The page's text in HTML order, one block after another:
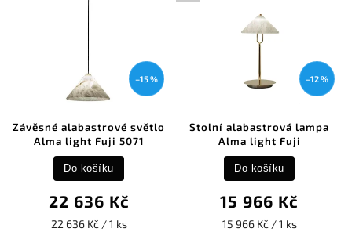
–15 %
Závěsné alabastrové světlo
Alma light Fuji 5071
22 636 Kč
22 636 Kč / 1 ks
Do košíku
–12 %
Stolní alabastrová lampa
Alma light Fuji
15 966 Kč
15 966 Kč / 1 ks
Do košíku